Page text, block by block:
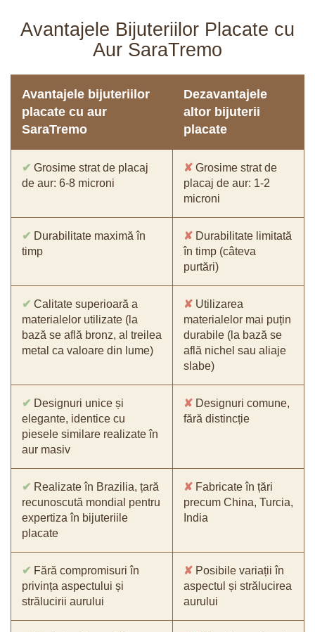
Avantajele Bijuteriilor Placate cu
Aur SaraTremo
Avantajele bijuteriilor
placate cu aur
SaraTremo
Dezavantajele
altor bijuterii
placate
✔ Grosime strat de placaj
de aur: 6-8 microni
✘ Grosime strat de
placaj de aur: 1-2
microni
✔ Durabilitate maximă în
timp
✘ Durabilitate limitată
în timp (câteva
purtări)
✔ Calitate superioară a
materialelor utilizate (la
bază se află bronz, al treilea
metal ca valoare din lume)
✘ Utilizarea
materialelor mai puțin
durabile (la bază se
află nichel sau aliaje
slabe)
✔ Designuri unice și
elegante, identice cu
piesele similare realizate în
aur masiv
✘ Designuri comune,
fără distincție
✔ Realizate în Brazilia, țară
recunoscută mondial pentru
expertiza în bijuteriile
placate
✘ Fabricate în țări
precum China, Turcia,
India
✔ Fără compromisuri în
privința aspectului și
strălucirii aurului
✘ Posibile variații în
aspectul și strălucirea
aurului